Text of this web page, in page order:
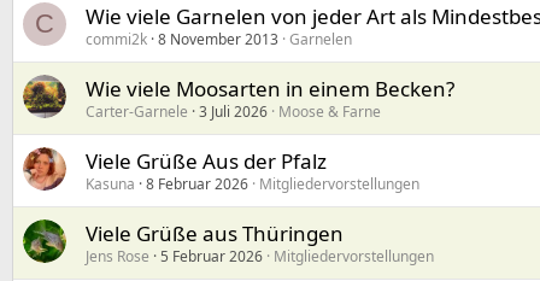
C Wie viele Garnelen von jeder Art als
commi2k 8 November 2013 Garnelen
Wie viele Moosarten in einem Becken?
Carter-Garnele 3 Juli 2026 Moose & Farne
Viele Grüße Aus der Pfalz
Kasuna 8 Februar 2026 Mitgliedervorstellungen
Viele Grüße aus Thüringen
Jens Rose 5 Februar 2026 Mitgliedervorstellungen